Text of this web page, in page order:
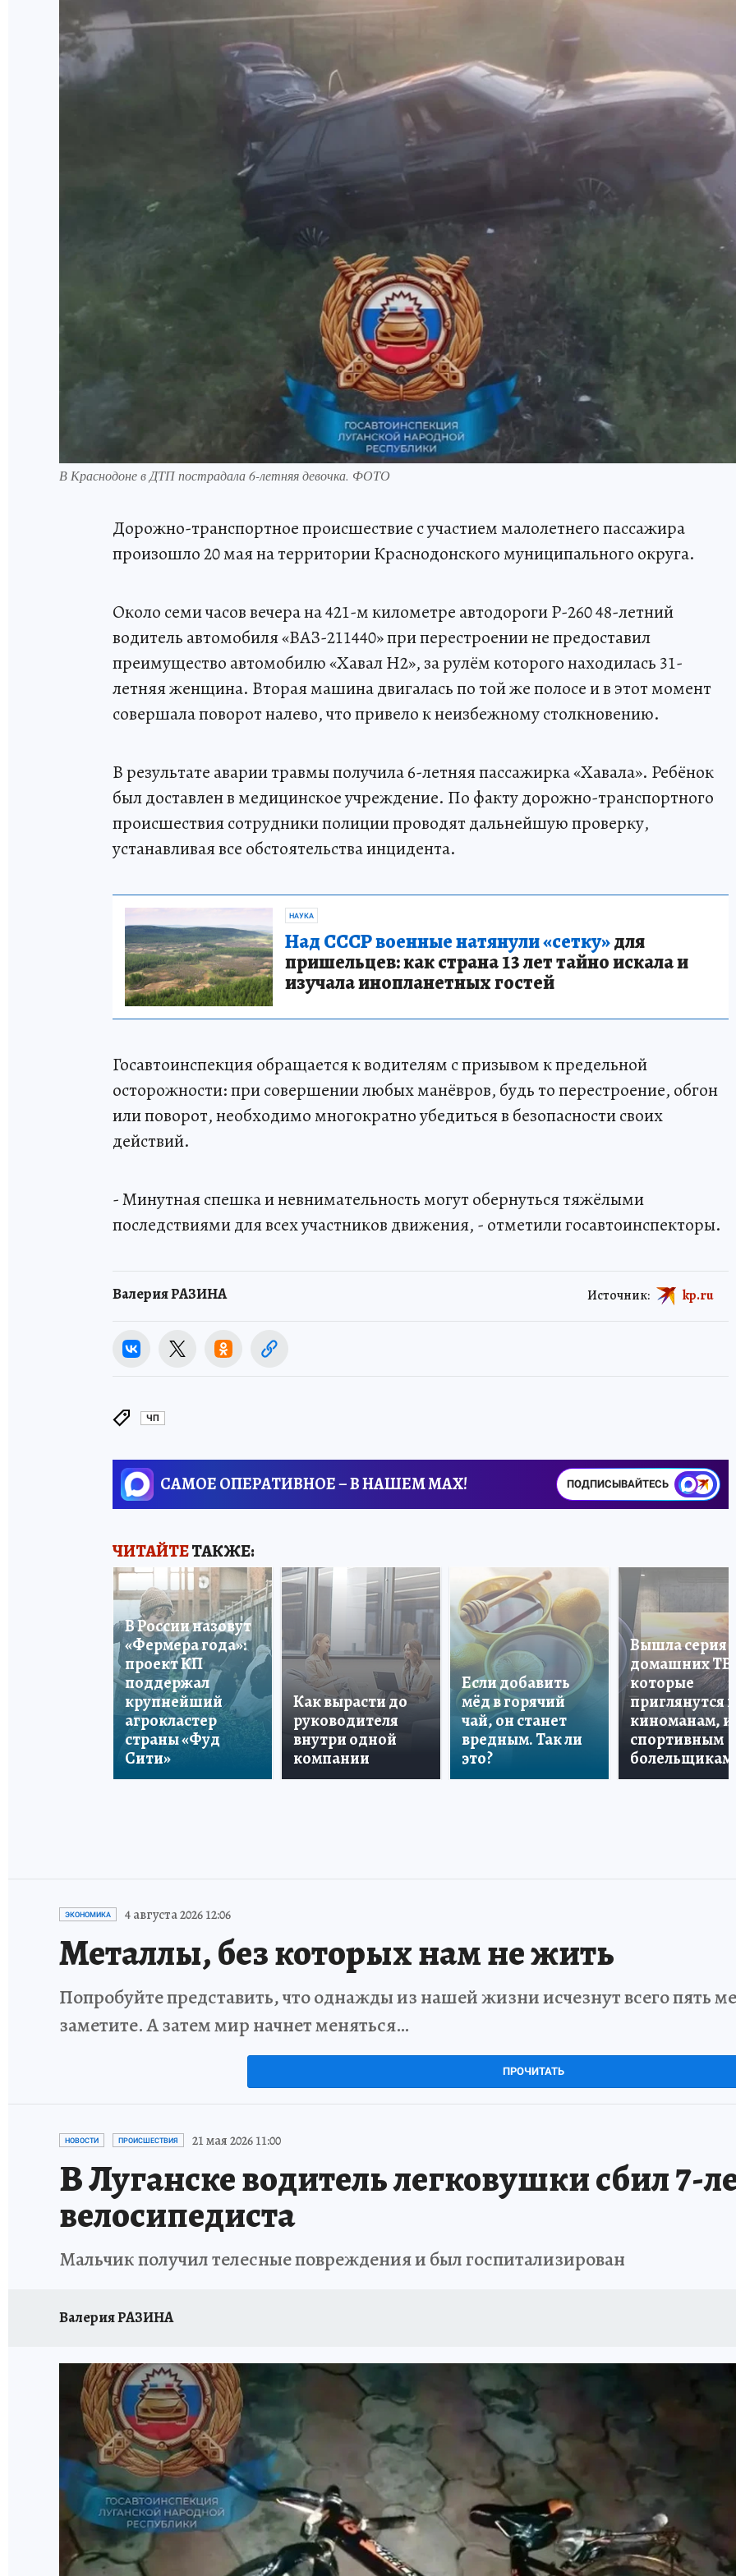
В Краснодоне в ДТП пострадала 6-летняя девочка. ФОТО
Дорожно-транспортное происшествие с участием малолетнего пассажира
произошло 20 мая на территории Краснодонского муниципального округа.
Около семи часов вечера на 421-м километре автодороги Р-260 48-летний
водитель автомобиля «ВАЗ-211440» при перестроении не предоставил
преимущество автомобилю «Хавал Н2», за рулём которого находилась 31-
летняя женщина. Вторая машина двигалась по той же полосе и в этот момент
совершала поворот налево, что привело к неизбежному столкновению.
В результате аварии травмы получила 6-летняя пассажирка «Хавала». Ребёнок
был доставлен в медицинское учреждение. По факту дорожно-транспортного
происшествия сотрудники полиции проводят дальнейшую проверку,
устанавливая все обстоятельства инцидента.
НАУКА
Над СССР военные натянули «сетку»для
пришельцев: как страна 13 лет тайно искала и
изучала инопланетных гостей
Госавтоинспекция обращается к водителям с призывом к предельной
осторожности: при совершении любых манёвров, будь то перестроение, обгон
или поворот, необходимо многократно убедиться в безопасности своих
действий.
- Минутная спешка и невнимательность могут обернуться тяжёлыми
последствиями для всех участников движения, - отметили госавтоинспекторы.
Валерия РАЗИНА Источник: kp.ru
ЧП
САМОЕ ОПЕРАТИВНОЕ – В НАШЕМ MAX! ПОДПИСЫВАЙТЕСЬ
ЧИТАЙТЕТАКЖЕ:
В России назовут
«Фермера года»:
проект КП
поддержал
крупнейший
агрокластер
страны «Фуд
Сити»
Как вырасти до
руководителя
внутри одной
компании
Если добавить
мёд в горячий
чай, он станет
вредным. Так ли
это?
Вышла серия
домашних ТВ,
которые
приглянутся и
киноманам, и
спортивным
болельщикам
ЭКОНОМИКА 4 августа 2026 12:06
Металлы, без которых нам не жить
Попробуйте представить, что однажды из нашей жизни исчезнут всего пять
заметите. А затем мир начнет меняться…
ПРОЧИТАТЬ
НОВОСТИ ПРОИСШЕСТВИЯ 21 мая 2026 11:00
В Луганске водитель легковушки сбил 7-
велосипедиста
Мальчик получил телесные повреждения и был госпитализирован
Валерия РАЗИНА